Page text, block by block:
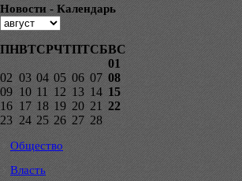
Новости - Календарь
ПНВТСРЧТПТСБВС
01
02 03 04 05 06 07 08
09 10 11 12 13 14 15
16 17 18 19 20 21 22
23 24 25 26 27 28
Общество
Власть